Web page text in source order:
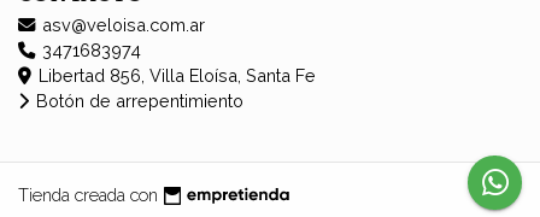
asv@veloisa.com.ar
3471683974
Libertad 856, Villa Eloísa, Santa Fe
Botón de arrepentimiento
Tienda creada con